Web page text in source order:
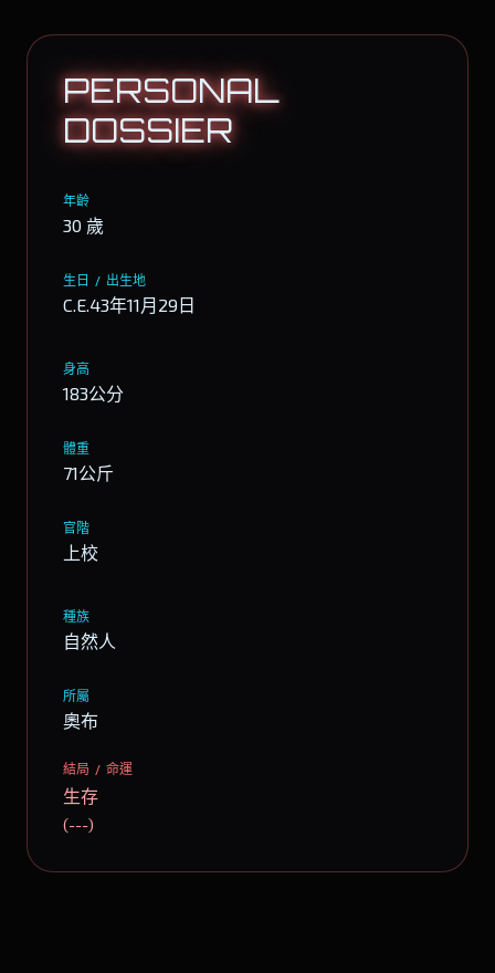
PERSONAL
DOSSIER
年齡
30 歲
生日 / 出生地
C.E.43年11月29日
身高
183公分
體重
71公斤
官階
上校
種族
自然人
所屬
奧布
結局 / 命運
生存
(---)